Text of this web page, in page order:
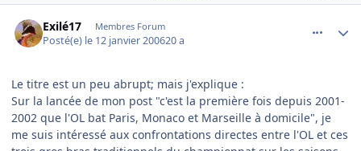
Exilé17 Membres Forum
Posté(e) le 12 janvier 200620 a
Le titre est un peu abrupt; mais j'explique :
Sur la lancée de mon post "c'est la première fois depuis 2001-
2002 que l'OL bat Paris, Monaco et Marseille à domicile", je
me suis intéressé aux confrontations directes entre l'OL et ces